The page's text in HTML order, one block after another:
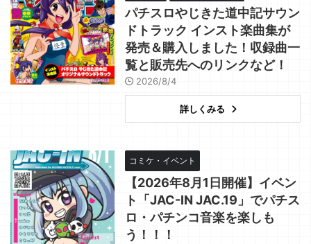
パチスロやじきた道中記サウン
ドトラック インスト楽曲集が
発売＆購入しました！収録曲一
覧と販売先へのリンクなど！
2026/8/4
詳しくみる
コミケ・イベント
【2026年8月1日開催】イベン
ト「JAC-IN JAC.19」でパチス
ロ・パチンコ音楽を楽しも
う！！！